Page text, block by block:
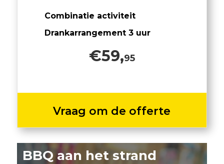
Combinatie activiteit
Drankarrangement 3 uur
€59,95
Vraag om de offerte
BBQ aan het strand